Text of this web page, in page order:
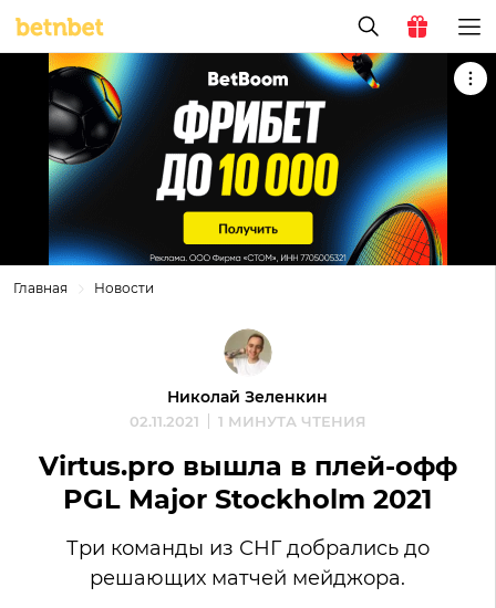
Главная Новости
Николай Зеленкин
02.11.2021 1 МИНУТА ЧТЕНИЯ
Virtus.pro вышла в плей-офф
PGL Major Stockholm 2021
Три команды из СНГ добрались до
решающих матчей мейджора.